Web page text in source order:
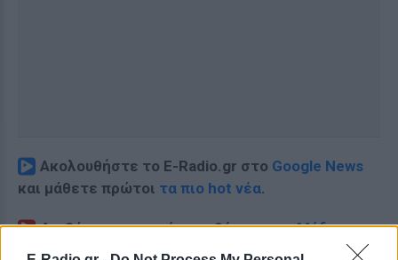
Ακολουθήστε το E-Radio.gr στο Google News
και μάθετε πρώτοι τα πιο hot νέα.
Διαβάστε περισσότερα θέματα γιαΜόδα,
Ομορφιά
Σχέσεις και φυσικά Celebrities
στο νέο